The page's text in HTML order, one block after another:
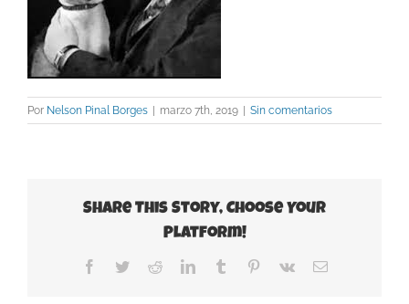
Por Nelson Pinal Borges | marzo 7th, 2019 | Sin comentarios
Share This Story, Choose Your
Platform!
Facebook
TwitterRedditLinkedInTumblr Pinterest
Vk
Correo